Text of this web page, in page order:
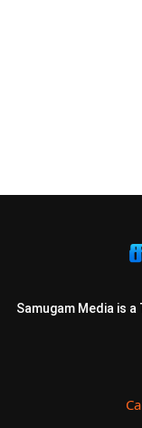
Samugam Media is a